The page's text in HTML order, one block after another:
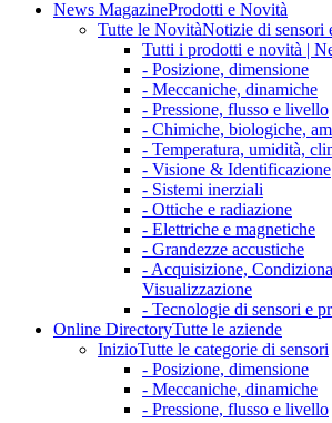
News MagazineProdotti e Novità
Tutte le NovitàNotizie di sensori
Tutti i prodotti e novità |
- Posizione, dimensione
- Meccaniche, dinamiche
- Pressione, flusso e livello
- Chimiche, biologiche,
- Temperatura, umidità,
- Visione & Identificazione
- Sistemi inerziali
- Ottiche e radiazione
- Elettriche e magnetiche
- Grandezze accustiche
- Acquisizione,
Visualizzazione
- Tecnologie di sensori e
Online DirectoryTutte le aziende
InizioTutte le categorie di sensori
- Posizione, dimensione
- Meccaniche, dinamiche
- Pressione, flusso e livello